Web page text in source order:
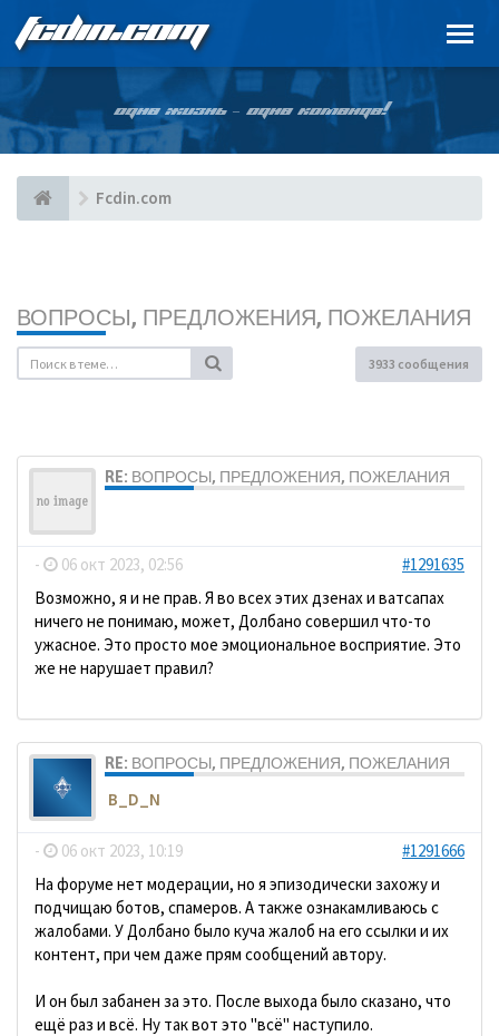
FCDIN.COM
ОДНА ЖИЗНЬ – ОДНА КОМАНДА!
Fcdin.com
ВОПРОСЫ, ПРЕДЛОЖЕНИЯ, ПОЖЕЛАНИЯ
3933 сообщения
RE: ВОПРОСЫ, ПРЕДЛОЖЕНИЯ, ПОЖЕЛАНИЯ
- 06 окт 2023, 02:56
#1291635
Возможно, я и не прав. Я во всех этих дзенах и ватсапах
ничего не понимаю, может, Долбано совершил что-то
ужасное. Это просто мое эмоциональное восприятие. Это
же не нарушает правил?
RE: ВОПРОСЫ, ПРЕДЛОЖЕНИЯ, ПОЖЕЛАНИЯ
B_D_N
- 06 окт 2023, 10:19
#1291666
На форуме нет модерации, но я эпизодически захожу и
подчищаю ботов, спамеров. А также ознакамливаюсь с
жалобами. У Долбано было куча жалоб на его ссылки и их
контент, при чем даже прям сообщений автору.
И он был забанен за это. После выхода было сказано, что
ещё раз и всё. Ну так вот это "всё" наступило.